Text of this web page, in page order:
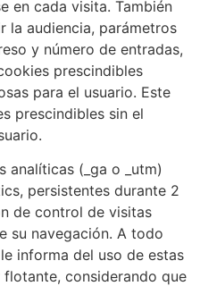
en cada visita. También
la audiencia, parámetros
y número de entradas,
prescindibles
para el usuario. Este
prescindibles sin el
analíticas (_ga o _utm)
persistentes durante 2
de control de visitas
su navegación. A todo
informa del uso de estas
considerando que